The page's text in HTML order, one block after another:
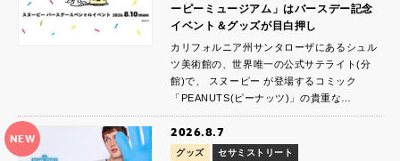
ーピーミュージアム」はバースデー記念
イベント＆グッズが目白押し
カリフォルニア州サンタローザにあるシュル
ツ美術館の、世界唯一の公式サテライト(分
館)で、 スヌーピー が登場するコミック
「PEANUTS(ピーナッツ)」の貴重な…
NEW 2026.8.7
グッズ セサミストリート